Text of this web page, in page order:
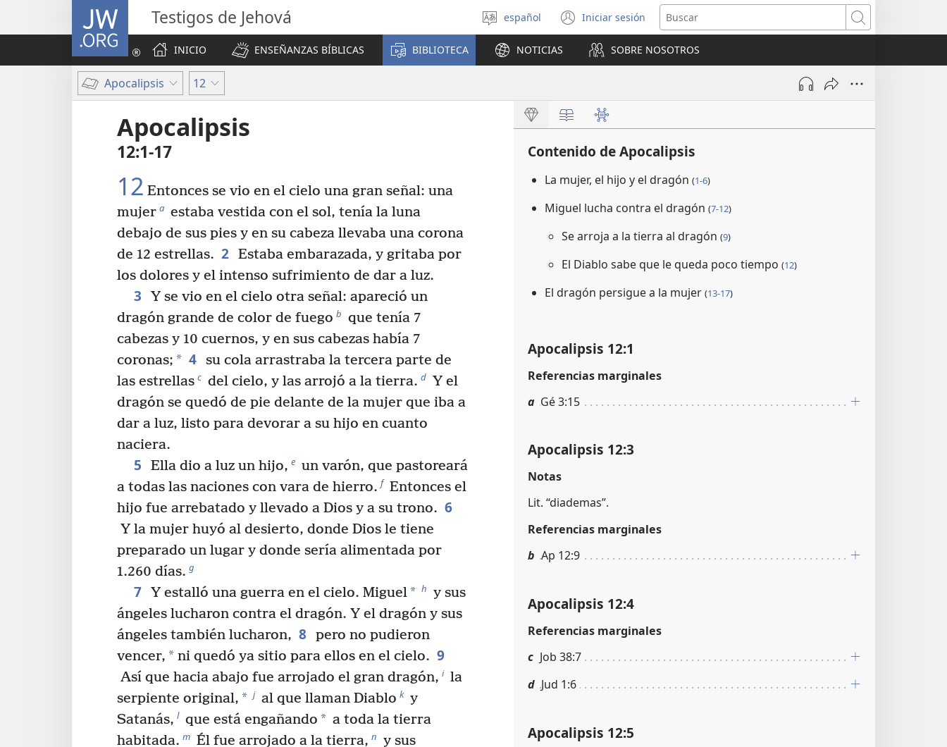
JW.ORG Testigos de Jehová
Seleccionar
idioma
español Iniciar sesión
(abre
una
nueva
ventana)
Buscar
INICIO
ENSEÑANZAS BÍBLICAS BIBLIOTECA NOTICIAS SOBRE NOSOTROS
Apocalipsis 12
Apocalipsis
12:1-17
12 Entonces se vio en el cielo una gran señal: una
mujer a estaba vestida con el sol, tenía la luna
debajo de sus pies y en su cabeza llevaba una corona
de 12 estrellas. 2 Estaba embarazada, y gritaba por
los dolores y el intenso sufrimiento de dar a luz.
3
Y se vio en el cielo otra señal: apareció un
dragón grande de color de fuego b que tenía 7
cabezas y 10 cuernos, y en sus cabezas había 7
coronas; * 4 su cola arrastraba la tercera parte de
las estrellas c del cielo, y las arrojó a la tierra. d Y el
dragón se quedó de pie delante de la mujer que iba a
dar a luz, listo para devorar a su hijo en cuanto
naciera.
5 Ella dio a luz un hijo, e un varón, que pastoreará
a todas las naciones con vara de hierro. f Entonces el
hijo fue arrebatado y llevado a Dios y a su trono. 6
Y la mujer huyó al desierto, donde Dios le tiene
preparado un lugar y donde sería alimentada por
1.260 días. g
7 Y estalló una guerra en el cielo. Miguel* h y sus
ángeles lucharon contra el dragón. Y el dragón y sus
ángeles también lucharon, 8 pero no pudieron
vencer, * ni quedó ya sitio para ellos en el cielo. 9
Así que hacia abajo fue arrojado el gran dragón, i la
serpiente original, * j al que llaman Diablo k y
Satanás, l que está engañando * a toda la tierra
habitada. m Él fue arrojado a la tierra, n y sus
Contenido de Apocalipsis
La mujer, el hijo y el dragón (1-6)
Miguel lucha contra el dragón (7-12)
Se arroja a la tierra al dragón (9)
El Diablo sabe que le queda poco tiempo (12)
El dragón persigue a la mujer (13-17)
Apocalipsis 12:1
Referencias marginales
a Gé 3:15
Apocalipsis 12:3
Notas
Lit. “diademas”.
Referencias marginales
b Ap 12:9
Apocalipsis 12:4
Referencias marginales
c Job 38:7
d Jud 1:6
Apocalipsis 12:5